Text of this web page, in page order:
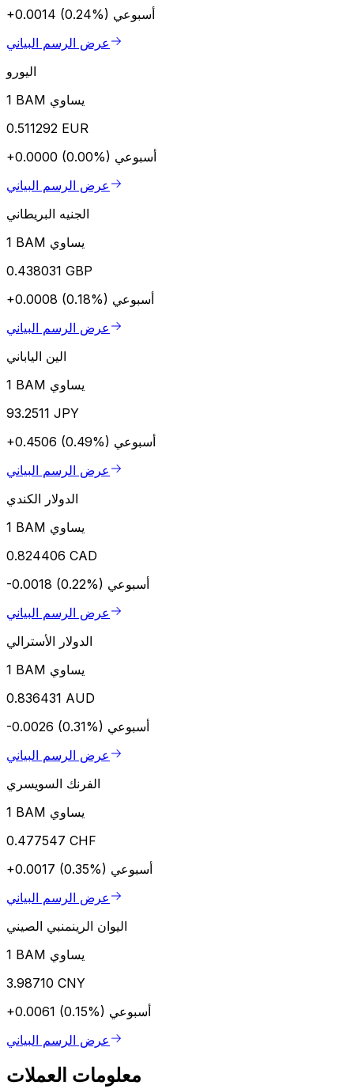
+0.0014 (0.24%) أسبوعي
عرض الرسم البياني
اليورو
1 BAM يساوي
0.511292 EUR
+0.0000 (0.00%) أسبوعي
عرض الرسم البياني
الجنيه البريطاني
1 BAM يساوي
0.438031 GBP
+0.0008 (0.18%) أسبوعي
عرض الرسم البياني
الين الياباني
1 BAM يساوي
93.2511 JPY
+0.4506 (0.49%) أسبوعي
عرض الرسم البياني
الدولار الكندي
1 BAM يساوي
0.824406 CAD
-0.0018 (0.22%) أسبوعي
عرض الرسم البياني
الدولار الأسترالي
1 BAM يساوي
0.836431 AUD
-0.0026 (0.31%) أسبوعي
عرض الرسم البياني
الفرنك السويسري
1 BAM يساوي
0.477547 CHF
+0.0017 (0.35%) أسبوعي
عرض الرسم البياني
اليوان الرينمنبي الصيني
1 BAM يساوي
3.98710 CNY
+0.0061 (0.15%) أسبوعي
عرض الرسم البياني
معلومات العملات